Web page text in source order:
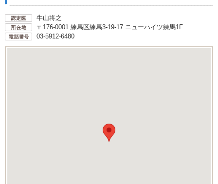
牛山将之
〒176-0001 練馬区練馬3-19-17 ニューハイツ練馬1F
03-5912-6480